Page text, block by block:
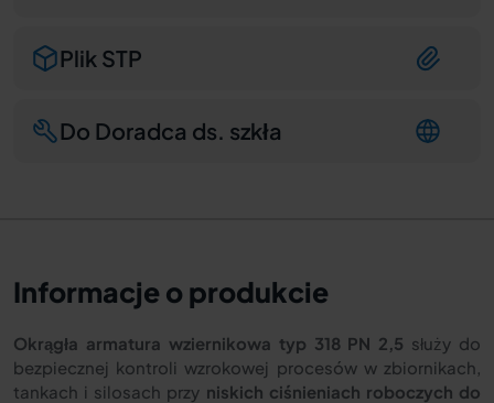
Plik STP
Do Doradca ds. szkła
Informacje o produkcie
Okrągła armatura wziernikowa typ 318 PN 2,5 służy do
bezpiecznej kontroli wzrokowej procesów w zbiornikach,
tankach i silosach przy niskich ciśnieniach roboczych do